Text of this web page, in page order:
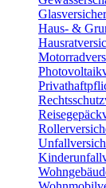
Haus- &